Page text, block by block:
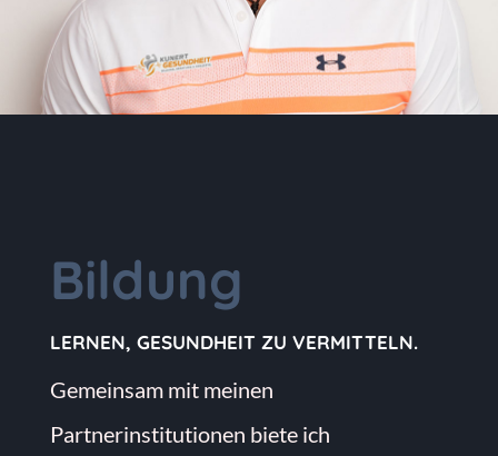
Bildung
LERNEN, GESUNDHEIT ZU VERMITTELN.
Gemeinsam mit meinen
Partnerinstitutionen biete ich